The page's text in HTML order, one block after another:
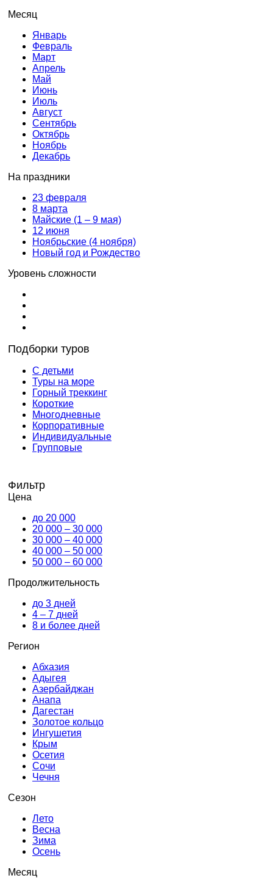
Месяц
Январь
Февраль
Март
Апрель
Май
Июнь
Июль
Август
Сентябрь
Октябрь
Ноябрь
Декабрь
На праздники
23 февраля
8 марта
Майские (1 – 9 мая)
12 июня
Ноябрьские (4 ноября)
Новый год и Рождество
Уровень сложности
Подборки туров
С детьми
Туры на море
Горный треккинг
Короткие
Многодневные
Корпоративные
Индивидуальные
Групповые
Фильтр
Цена
до 20 000
20 000 – 30 000
30 000 – 40 000
40 000 – 50 000
50 000 – 60 000
Продолжительность
до 3 дней
4 – 7 дней
8 и более дней
Регион
Абхазия
Адыгея
Азербайджан
Анапа
Дагестан
Золотое кольцо
Ингушетия
Крым
Осетия
Сочи
Чечня
Сезон
Лето
Весна
Зима
Осень
Месяц